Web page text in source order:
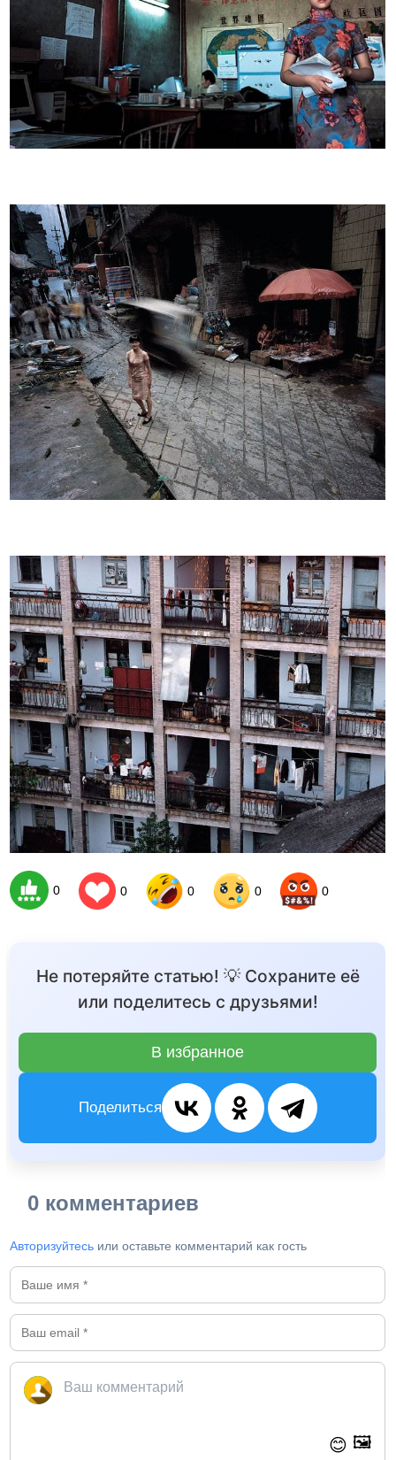
0 0 0 0 0
Не потеряйте статью! 💡 Сохраните её
или поделитесь с друзьями!
В избранное
Поделиться
0 комментариев
Авторизуйтесь или оставьте комментарий как гость
😊 🖼️